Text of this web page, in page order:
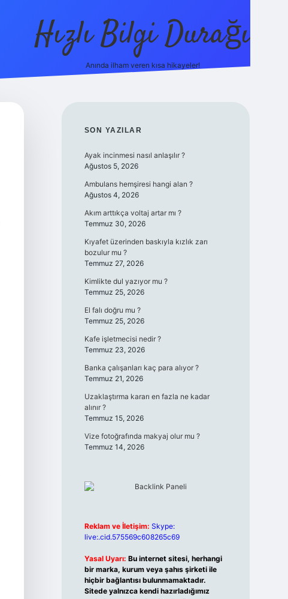
Hızlı Bilgi Durağı
Anında ilham veren kısa hikayeler!
SIDEBAR
SON YAZILAR
Ayak incinmesi nasıl anlaşılır ?
Ağustos 5, 2026
Ambulans hemşiresi hangi alan ?
Ağustos 4, 2026
Akım arttıkça voltaj artar mı ?
Temmuz 30, 2026
Kıyafet üzerinden baskıyla kızlık zarı
bozulur mu ?
Temmuz 27, 2026
Kimlikte dul yazıyor mu ?
Temmuz 25, 2026
El falı doğru mu ?
Temmuz 25, 2026
Kafe işletmecisi nedir ?
Temmuz 23, 2026
Banka çalışanları kaç para alıyor ?
Temmuz 21, 2026
Uzaklaştırma kararı en fazla ne kadar
alınır ?
Temmuz 15, 2026
Vize fotoğrafında makyaj olur mu ?
Temmuz 14, 2026
Reklam ve İletişim: Skype:
live:.cid.575569c608265c69
Yasal Uyarı: Bu internet sitesi, herhangi
bir marka, kurum veya şahıs şirketi ile
hiçbir bağlantısı bulunmamaktadır.
Sitede yalnızca kendi hazırladığımız